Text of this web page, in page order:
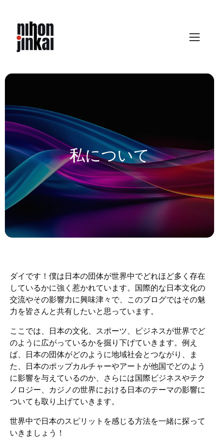
content
私について
ダイです！僕は日本の団体が世界中でどれほど多く存在
しているかに強く惹かれています。国際的な日本文化の
交流やその影響力に興味津々で、このブログではその魅
力を皆さんと共有したいと思っています。
ここでは、日本の文化、スポーツ、ビジネスが世界でど
のように広がっているかを掘り下げていきます。例え
ば、日本の団体がどのように地域社会とつながり、ま
た、日本のポップカルチャーやアートが他国でどのよう
に影響を与えているのか、さらには国際ビジネスやテク
ノロジー、カジノの世界における日本のテーマの影響に
ついても取り上げていきます。
世界中で日本のスピリットを感じる方法を一緒に探って
いきましょう！